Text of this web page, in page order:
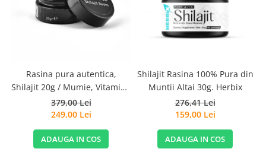
Rasina pura autentica,
Shilajit 20g / Mumie, Vitamine
si Micronutrienti - Vitadote
379,00 Lei
249,00 Lei
ADAUGA IN COS
Shilajit Rasina 100% Pura din
Muntii Altai 30g. Herbix
276,41 Lei
159,00 Lei
ADAUGA IN COS